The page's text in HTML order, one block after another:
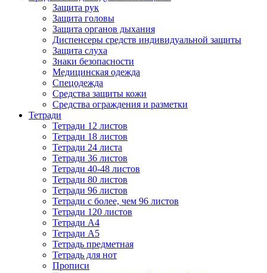
Защита рук
Защита головы
Защита органов дыхания
Диспенсеры средств индивидуальной защиты
Защита слуха
Знаки безопасности
Медицинская одежда
Спецодежда
Средства защиты кожи
Средства ограждения и разметки
Тетради
Тетради 12 листов
Тетради 18 листов
Тетради 24 листа
Тетради 36 листов
Тетради 40-48 листов
Тетради 80 листов
Тетради 96 листов
Тетради с более, чем 96 листов
Тетради 120 листов
Тетради А4
Тетради А5
Тетрадь предметная
Тетрадь для нот
Прописи